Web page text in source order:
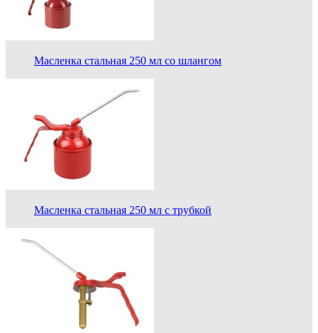
Масленка стальная 250 мл со шлангом
Масленка стальная 250 мл с трубкой